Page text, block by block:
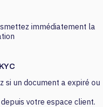
immédiatement la
si un document a expiré ou
votre espace client.